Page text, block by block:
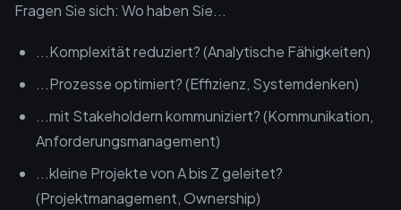
Fragen Sie sich: Wo haben Sie...
...Komplexität reduziert? (Analytische Fähigkeiten)
...Prozesse optimiert? (Effizienz, Systemdenken)
...mit Stakeholdern kommuniziert? (Kommunikation,
Anforderungsmanagement)
...kleine Projekte von A bis Z geleitet?
(Projektmanagement, Ownership)